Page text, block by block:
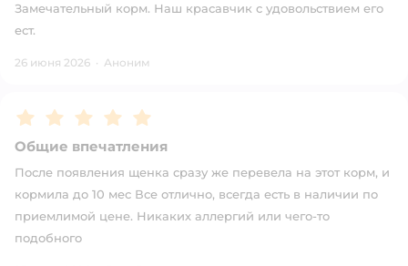
Замечательный корм. Наш красавчик с удовольствием его
ест.
26 июня 2026 · Аноним
Рейтинг:5
Общие впечатления
После появления щенка сразу же перевела на этот корм, и
кормила до 10 мес Все отлично, всегда есть в наличии по
приемлимой цене. Никаких аллергий или чего-то
подобного